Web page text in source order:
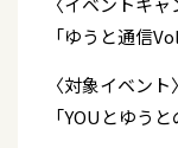
「ゆうと通信
〈対象イベント〉
「YOUとゆう